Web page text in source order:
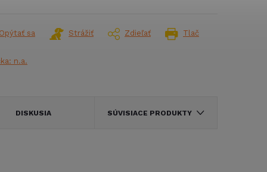
Tlač
Opýtať sa Strážiť Zdieľať
n.a.
DISKUSIA SÚVISIACE PRODUKTY